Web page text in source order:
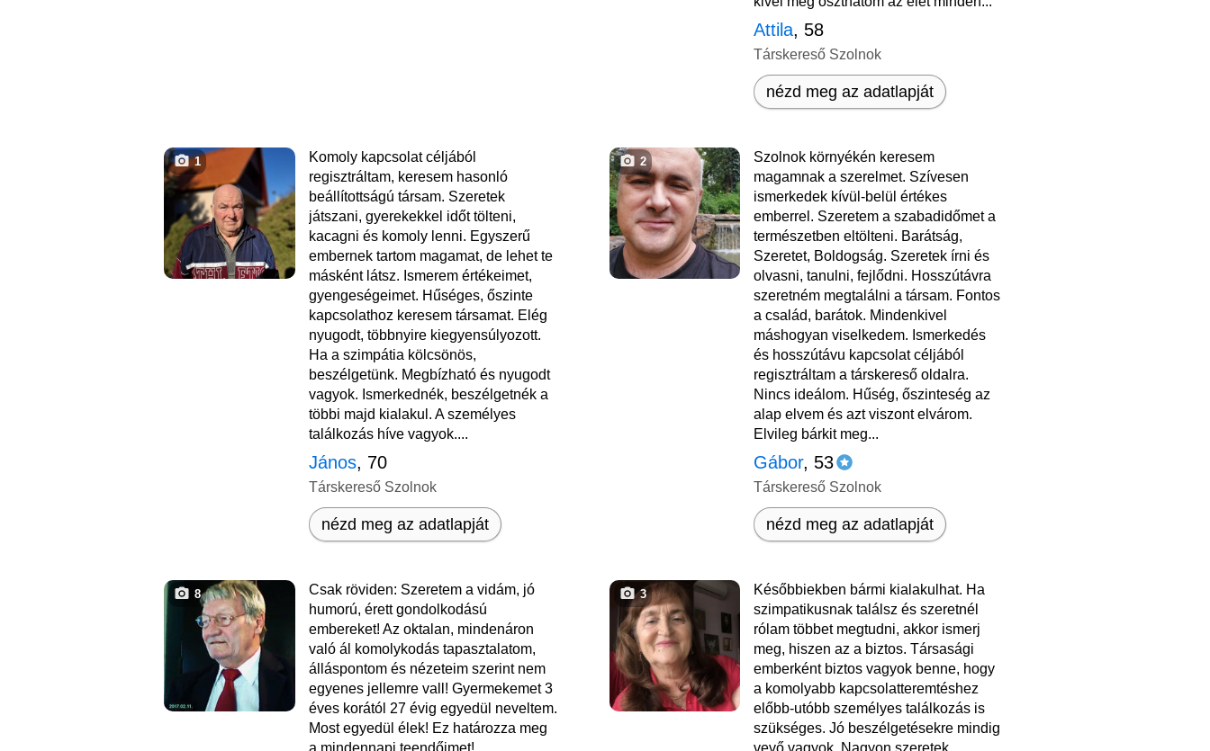
Attila, 58
Társkereső Szolnok
nézd meg az adatlapját
1
Komoly kapcsolat céljából
regisztráltam, keresem hasonló
beállítottságú társam. Szeretek
játszani, gyerekekkel időt tölteni,
kacagni és komoly lenni. Egyszerű
embernek tartom magamat, de lehet te
másként látsz. Ismerem értékeimet,
gyengeségeimet. Hűséges, őszinte
kapcsolathoz keresem társamat. Elég
nyugodt, többnyire kiegyensúlyozott.
Ha a szimpátia kölcsönös,
beszélgetünk. Megbízható és nyugodt
vagyok. Ismerkednék, beszélgetnék a
többi majd kialakul. A személyes
találkozás híve vagyok....
János, 70
Társkereső Szolnok
nézd meg az adatlapját
2
Szolnok környékén keresem
magamnak a szerelmet. Szívesen
ismerkedek kívül-belül értékes
emberrel. Szeretem a szabadidőmet a
természetben eltölteni. Barátság,
Szeretet, Boldogság. Szeretek írni és
olvasni, tanulni, fejlődni. Hosszútávra
szeretném megtalálni a társam. Fontos
a család, barátok. Mindenkivel
máshogyan viselkedem. Ismerkedés
és hosszútávu kapcsolat céljából
regisztráltam a társkereső oldalra.
Nincs ideálom. Hűség, őszinteség az
alap elvem és azt viszont elvárom.
Elvileg bárkit meg...
Gábor, 53
Társkereső Szolnok
nézd meg az adatlapját
8
Csak röviden: Szeretem a vidám, jó
humorú, érett gondolkodású
embereket! Az oktalan, mindenáron
való ál komolykodás tapasztalatom,
álláspontom és nézeteim szerint nem
egyenes jellemre vall! Gyermekemet 3
éves korától 27 évig egyedül neveltem.
Most egyedül élek! Ez határozza meg
a mindennapi teendőimet!
3
Későbbiekben bármi kialakulhat. Ha
szimpatikusnak találsz és szeretnél
rólam többet megtudni, akkor ismerj
meg, hiszen az a biztos. Társasági
emberként biztos vagyok benne, hogy
a komolyabb kapcsolatteremtéshez
előbb-utóbb személyes találkozás is
szükséges. Jó beszélgetésekre mindig
vevő vagyok. Nagyon szeretek